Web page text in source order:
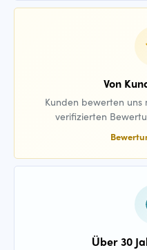
Von
Kunden bewerten uns
verifizierten
Über 30